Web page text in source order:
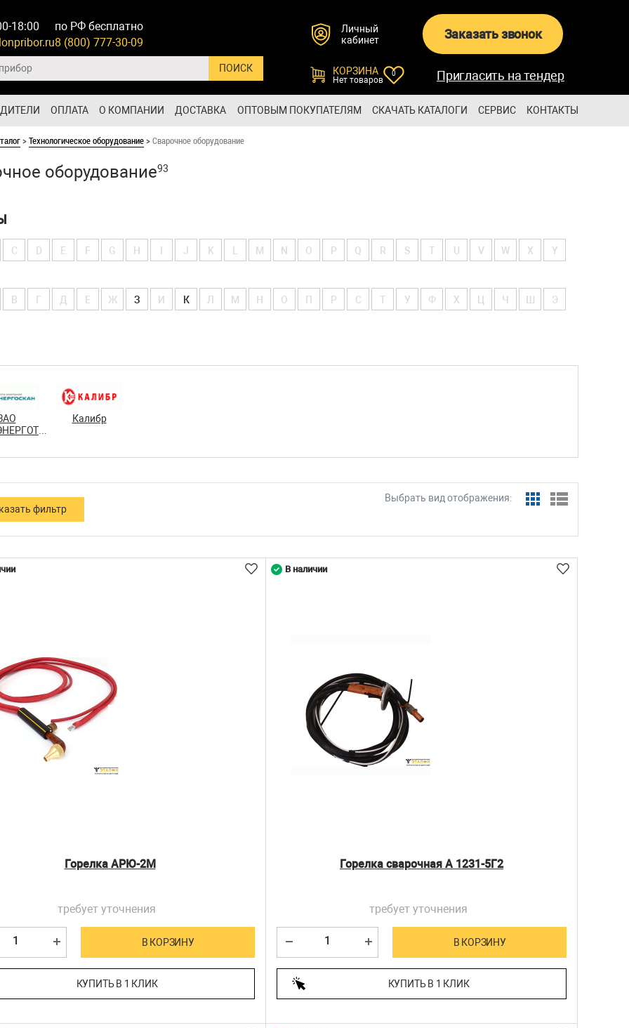
18:00
по РФ бесплатно
8 (800) 777-30-09
Личный
кабинет
Заказать звонок
КОРЗИНА
Нет товаров
0 Пригласить на тендер
ОПЛАТА О КОМПАНИИ ДОСТАВКА ОПТОВЫМ ПОКУПАТЕЛЯМ СКАЧАТЬ КАТАЛОГИ СЕРВИС КОНТАКТЫ
>Технологическое оборудование>Сварочное оборудование
оборудование93
C D E F G H J K M N O P Q R S T V W X Y
В Г Д Е Ж З И К Л М Н О П Р С Т У Ф Х Ч Э
Калибр
Выбрать вид отображения:
Горелка АРЮ-2М
требует уточнения
В КОРЗИНУ
КУПИТЬ В 1 КЛИК
Горелка сварочная А 1231-5Г2
требует уточнения
В КОРЗИНУ
КУПИТЬ В 1 КЛИК
В наличии